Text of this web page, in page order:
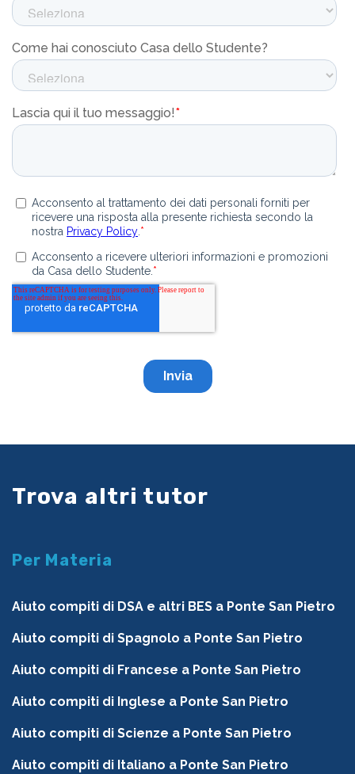
Trova altri tutor
Per Materia
Aiuto compiti di DSA e altri BES a Ponte San Pietro
Aiuto compiti di Spagnolo a Ponte San Pietro
Aiuto compiti di Francese a Ponte San Pietro
Aiuto compiti di Inglese a Ponte San Pietro
Aiuto compiti di Scienze a Ponte San Pietro
Aiuto compiti di Italiano a Ponte San Pietro